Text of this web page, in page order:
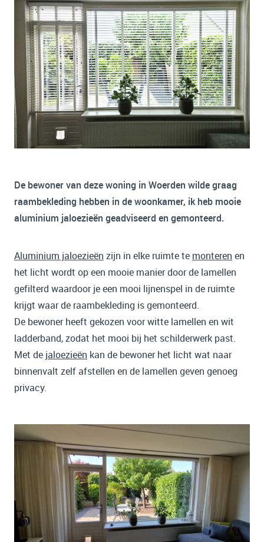
De bewoner van deze woning in Woerden wilde graag
raambekleding hebben in de woonkamer, ik heb mooie
aluminium jaloezieën geadviseerd en gemonteerd.
Aluminium jaloezieën zijn in elke ruimte te monteren en
het licht wordt op een mooie manier door de lamellen
gefilterd waardoor je een mooi lijnenspel in de ruimte
krijgt waar de raambekleding is gemonteerd.
De bewoner heeft gekozen voor witte lamellen en wit
ladderband, zodat het mooi bij het schilderwerk past.
Met de jaloezieën kan de bewoner het licht wat naar
binnenvalt zelf afstellen en de lamellen geven genoeg
privacy.